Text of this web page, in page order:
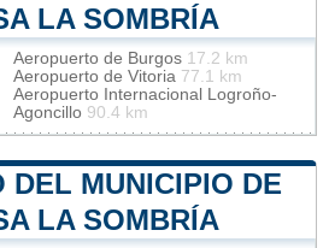
LA SOMBRÍA
Aeropuerto de Burgos 17.2 km
Aeropuerto de Vitoria 77.1 km
Aeropuerto Internacional Logroño-
Agoncillo 90.4 km
DEL MUNICIPIO DE
LA SOMBRÍA